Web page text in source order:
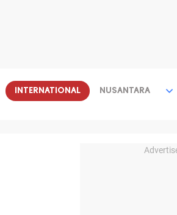
INTERNATIONAL NUSANTARA